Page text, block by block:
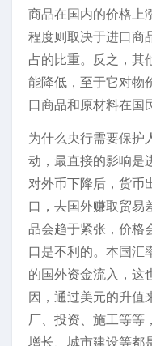
商品在国内的价格上
程度则取决于进口商
占的比重。反之，其
能降低，至于它对物
口商品和原材料在国
为什么央行需要保护
动，最直接的影响是
对外币下降后，货币
口，去国外赚取贸易
品会趋于紧张，价格
口是不利的。本国汇
的国外资金流入，这
因，通过美元的升值
厂、投资、施工等等
增长、城市建设等都